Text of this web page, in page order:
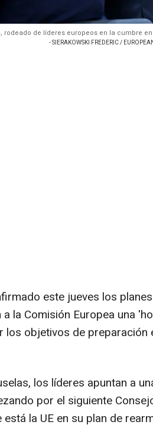
rodeado de líderes europeos en la cumbre
- SIERAKOWSKI FREDERIC /
este jueves los
la Comisión Europea una
los objetivos de preparación
los líderes apuntan a
por el siguiente
la UE en su plan de